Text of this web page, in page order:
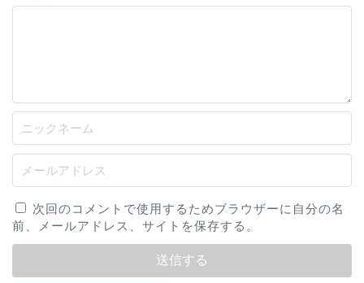
次回のコメントで使用するためブラウザーに自分の名
前、メールアドレス、サイトを保存する。